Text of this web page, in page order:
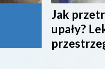
Jak
upały?